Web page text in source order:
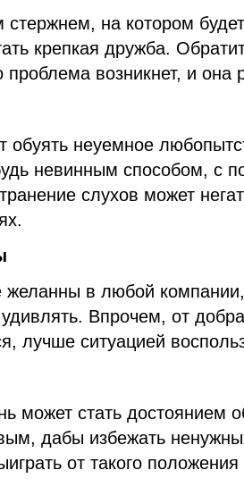
на котором
крепкая дружба.
проблема возникнет, и
обуять неуемное
невинным способом, с
слухов может
желанны в любой
удивлять. Впрочем, от
лучше ситуацией
может стать достоянием
дабы избежать
от такого